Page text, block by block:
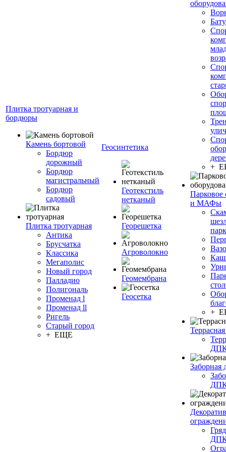
Плитка тротуарная и
бордюры
Камень бортовой
Бордюр
дорожный
Бордюр
магистральный
Бордюр
садовый
Плитка тротуарная
Антика
Брусчатка
Классика
Мегаполис
Новый город
Палладио
Полигональ
Променад l
Променад ll
Ригель
Старый город
+ ЕЩЕ
Геосинтетика
Геотекстиль
нетканый
Георешетка
Агроволокно
Геомембрана
Геосетка
+
Парковое
и МАФы
+
Заборная